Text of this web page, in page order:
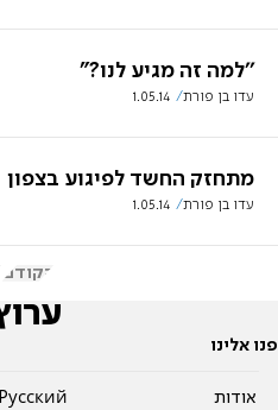
''למה זה מגיע לנו?"
עדו בן פורת 1.05.14
מתחזק החשד לפיגוע בצפון
עדו בן פורת 1.05.14
הקודם
פנו אלינו
אודות
Pусский